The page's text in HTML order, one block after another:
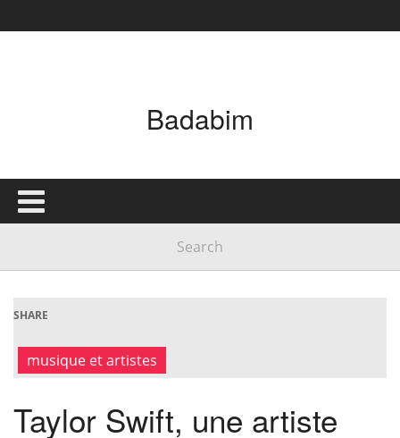
Badabim
SHARE
musique et artistes
Taylor Swift, une artiste